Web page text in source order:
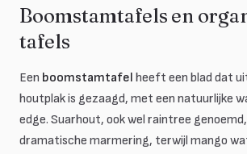
Boomstamtafels en
tafels
Een boomstamtafel heeft een blad dat
houtplak is gezaagd, met een natuurlijke
edge. Suarhout, ook wel raintree
dramatische marmering, terwijl mango